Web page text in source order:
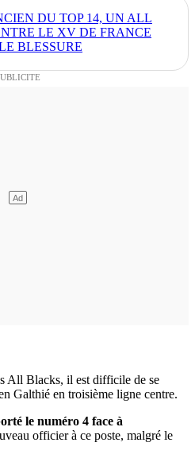
DU TOP 14, UN ALL
LE XV DE FRANCE
BLESSURE
All Blacks, il est difficile de se
Galthié en troisième ligne centre.
le numéro 4 face à
officier à ce poste, malgré le